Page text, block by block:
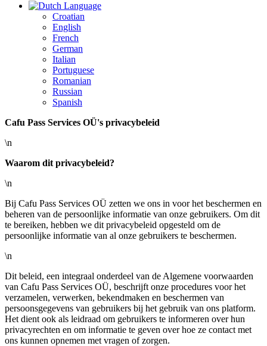
Language
Croatian
English
French
German
Italian
Portuguese
Romanian
Russian
Spanish
Cafu Pass Services OÜ's privacybeleid
\n
Waarom dit privacybeleid?
\n
Bij Cafu Pass Services OÜ zetten we ons in voor het beschermen en
beheren van de persoonlijke informatie van onze gebruikers. Om dit
te bereiken, hebben we dit privacybeleid opgesteld om de
persoonlijke informatie van al onze gebruikers te beschermen.
\n
Dit beleid, een integraal onderdeel van de Algemene voorwaarden
van Cafu Pass Services OÜ, beschrijft onze procedures voor het
verzamelen, verwerken, bekendmaken en beschermen van
persoonsgegevens van gebruikers bij het gebruik van ons platform.
Het dient ook als leidraad om gebruikers te informeren over hun
privacyrechten en om informatie te geven over hoe ze contact met
ons kunnen opnemen met vragen of zorgen.